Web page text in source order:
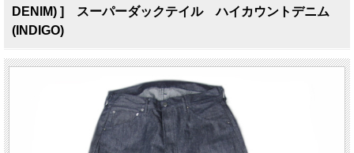
DENIM) ] スーパーダックテイル ハイカウントデニム
(INDIGO)